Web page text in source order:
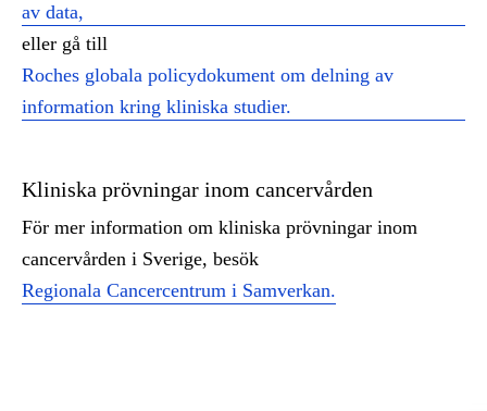
av data,
eller gå till
Roches globala policydokument om delning av
information kring kliniska studier.
Kliniska prövningar inom cancervården
För mer information om kliniska prövningar inom
cancervården i Sverige, besök
Regionala Cancercentrum i Samverkan.